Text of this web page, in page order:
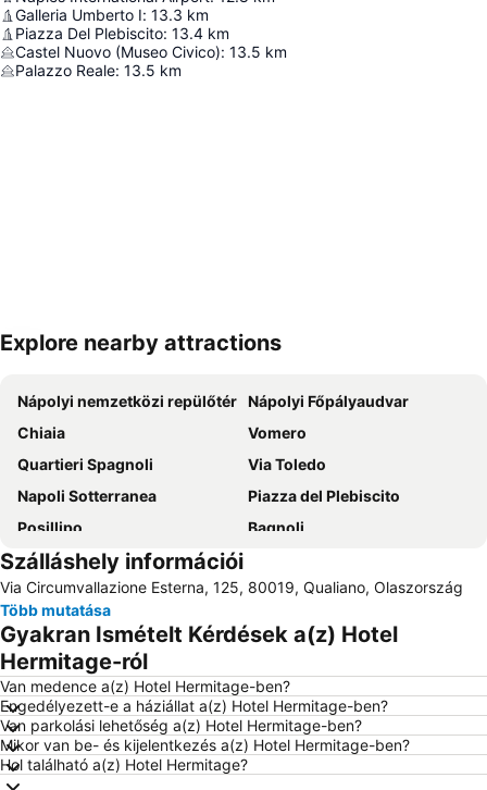
Galleria Umberto I: 13.3 km
Piazza Del Plebiscito: 13.4 km
Castel Nuovo (Museo Civico): 13.5 km
Palazzo Reale: 13.5 km
Nagy méretű térkép
Explore nearby attractions
Nápolyi nemzetközi repülőtér Nápolyi Főpályaudvar
Chiaia
Vomero
Quartieri Spagnoli
Via Toledo
Napoli Sotterranea
Piazza del Plebiscito
Posillipo
Bagnoli
Spaccanapoli
Porto di Napoli
Lido di Licola
Galleria Umberto I
San Carlo Opera House
Castel Nuovo
Citara Beach
Marina Piccola
Piazza Tasso
Parco di Capodimonte
Fuorigrotta
Happy Days
Stazione di Sorrento
Ischia Repülőtér
Szálláshely információi
Via Circumvallazione Esterna, 125, 80019, Qualiano, Olaszország
Több mutatása
Gyakran Ismételt Kérdések a(z) Hotel
Hermitage-ról
Van medence a(z) Hotel Hermitage-ben?
Engedélyezett-e a háziállat a(z) Hotel Hermitage-ben?
Van parkolási lehetőség a(z) Hotel Hermitage-ben?
Mikor van be- és kijelentkezés a(z) Hotel Hermitage-ben?
Hol található a(z) Hotel Hermitage?